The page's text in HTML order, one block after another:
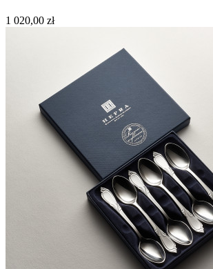
1 020,00 zł